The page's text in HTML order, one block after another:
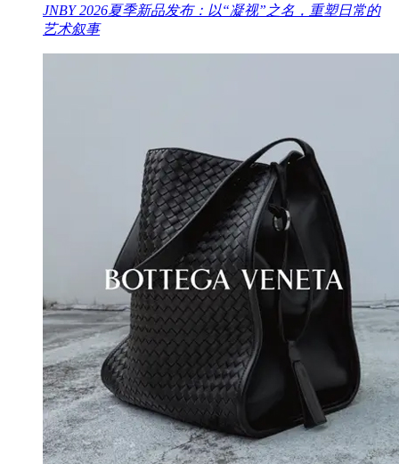
JNBY 2026夏季新品发布：以“凝视”之名，重塑日常的
艺术叙事